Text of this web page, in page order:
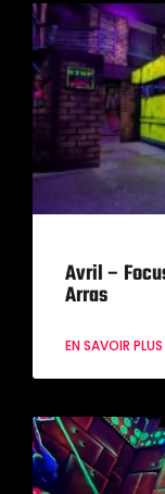
Avril –
Arras
EN SAVOIR